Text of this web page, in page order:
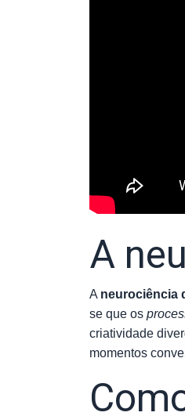
A
A neurociência
se que os
criatividade
momentos